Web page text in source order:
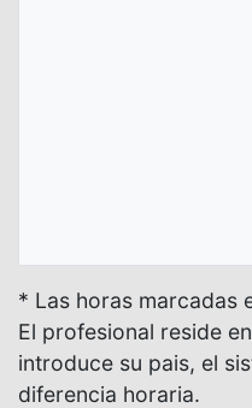
* Las horas marcadas
El profesional reside en
introduce su pais, el
diferencia horaria.